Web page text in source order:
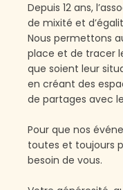
Depuis 12 ans,
de mixité et
Nous permettons
place et de tracer
que soient leur
en créant des
de partages avec
Pour que nos
toutes et toujours
besoin de vous.